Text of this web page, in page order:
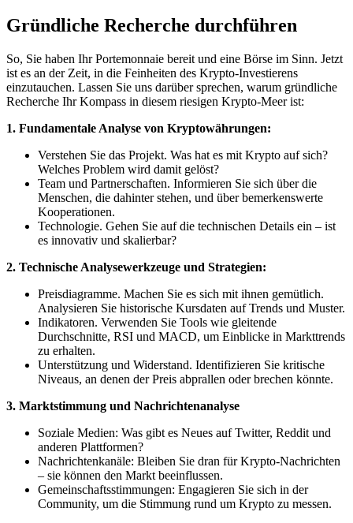
Gründliche Recherche durchführen
So, Sie haben Ihr Portemonnaie bereit und eine Börse im Sinn. Jetzt
ist es an der Zeit, in die Feinheiten des Krypto-Investierens
einzutauchen. Lassen Sie uns darüber sprechen, warum gründliche
Recherche Ihr Kompass in diesem riesigen Krypto-Meer ist:
1. Fundamentale Analyse von Kryptowährungen:
Verstehen Sie das Projekt. Was hat es mit Krypto auf sich?
Welches Problem wird damit gelöst?
Team und Partnerschaften. Informieren Sie sich über die
Menschen, die dahinter stehen, und über bemerkenswerte
Kooperationen.
Technologie. Gehen Sie auf die technischen Details ein – ist
es innovativ und skalierbar?
2. Technische Analysewerkzeuge und Strategien:
Preisdiagramme. Machen Sie es sich mit ihnen gemütlich.
Analysieren Sie historische Kursdaten auf Trends und Muster.
Indikatoren. Verwenden Sie Tools wie gleitende
Durchschnitte, RSI und MACD, um Einblicke in Markttrends
zu erhalten.
Unterstützung und Widerstand. Identifizieren Sie kritische
Niveaus, an denen der Preis abprallen oder brechen könnte.
3. Marktstimmung und Nachrichtenanalyse
Soziale Medien: Was gibt es Neues auf Twitter, Reddit und
anderen Plattformen?
Nachrichtenkanäle: Bleiben Sie dran für Krypto-Nachrichten
– sie können den Markt beeinflussen.
Gemeinschaftsstimmungen: Engagieren Sie sich in der
Community, um die Stimmung rund um Krypto zu messen.